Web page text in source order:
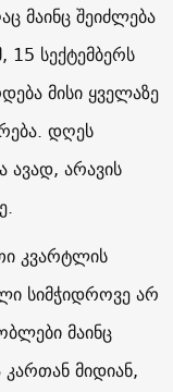
მაინც შეიძლება
15 სექტემბერს
მისი ყველაზე
დღეს
ავად, არავის
კვარტლის
სიმჭიდროვე არ
მაინც
მიდიან,